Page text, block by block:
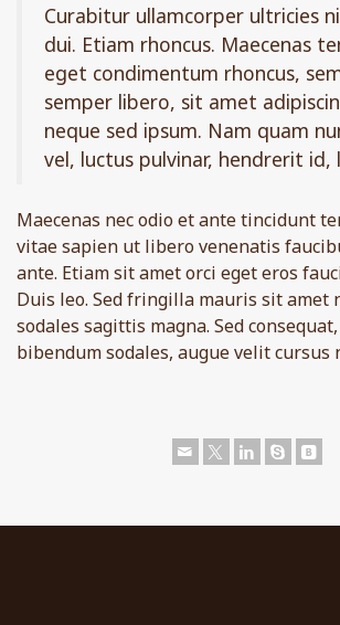
Curabitur ullamcorper ultricies
dui. Etiam rhoncus. Maecenas
eget condimentum rhoncus,
semper libero, sit amet
neque sed ipsum. Nam quam
vel, luctus pulvinar, hendrerit id,
Maecenas nec odio et ante tincidunt
vitae sapien ut libero venenatis
ante. Etiam sit amet orci eget eros
Duis leo. Sed fringilla mauris sit amet
sodales sagittis magna. Sed
bibendum sodales, augue velit cursus